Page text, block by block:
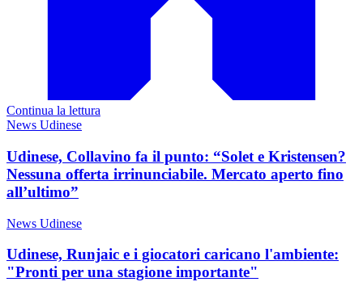
Continua la lettura
News Udinese
Udinese, Collavino fa il punto: “Solet e Kristensen?
Nessuna offerta irrinunciabile. Mercato aperto fino
all’ultimo”
News Udinese
Udinese, Runjaic e i giocatori caricano l'ambiente:
"Pronti per una stagione importante"